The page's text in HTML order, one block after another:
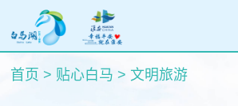
首页 > 贴心白马 > 文明旅游